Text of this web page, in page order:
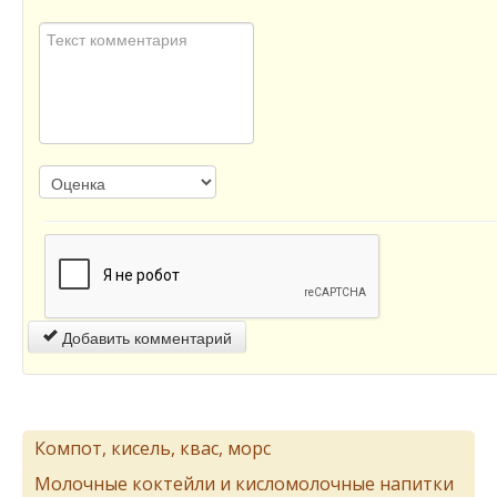
Добавить комментарий
Компот, кисель, квас, морс
Молочные коктейли и кисломолочные напитки